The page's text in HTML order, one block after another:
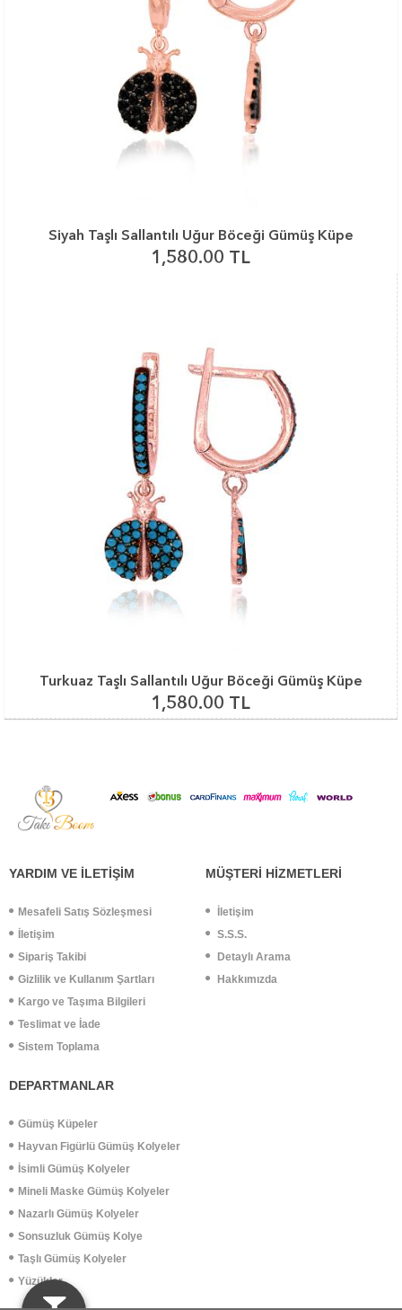
Siyah Taşlı Sallantılı Uğur Böceği Gümüş Küpe
1,580.00 TL
Turkuaz Taşlı Sallantılı Uğur Böceği Gümüş Küpe
1,580.00 TL
YARDIM VE İLETİŞİM
Mesafeli Satış Sözleşmesi
İletişim
Sipariş Takibi
Gizlilik ve Kullanım Şartları
Kargo ve Taşıma Bilgileri
Teslimat ve İade
Sistem Toplama
MÜŞTERİ HİZMETLERİ
İletişim
S.S.S.
Detaylı Arama
Hakkımızda
DEPARTMANLAR
Gümüş Küpeler
Hayvan Figürlü Gümüş Kolyeler
İsimli Gümüş Kolyeler
Mineli Maske Gümüş Kolyeler
Nazarlı Gümüş Kolyeler
Sonsuzluk Gümüş Kolye
Taşlı Gümüş Kolyeler
Yüzükler